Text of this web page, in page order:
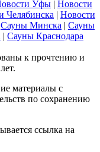
Уфы | Новости
Челябинска | Новости
Сауны Минска | Сауны
| Сауны Краснодара
к прочтению и
материалы с
по сохранению
ссылка на